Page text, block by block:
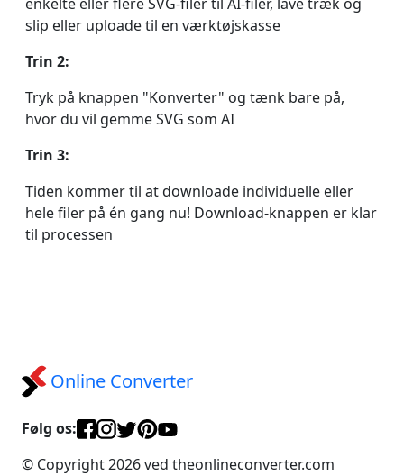
enkelte eller flere SVG-filer til AI-filer, lave træk og
slip eller uploade til en værktøjskasse
Trin 2:
Tryk på knappen "Konverter" og tænk bare på,
hvor du vil gemme SVG som AI
Trin 3:
Tiden kommer til at downloade individuelle eller
hele filer på én gang nu! Download-knappen er klar
til processen
Online Converter
Følg os:
© Copyright 2026 ved theonlineconverter.com